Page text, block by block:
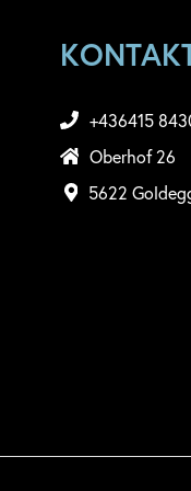
+436415
Oberhof 26
5622